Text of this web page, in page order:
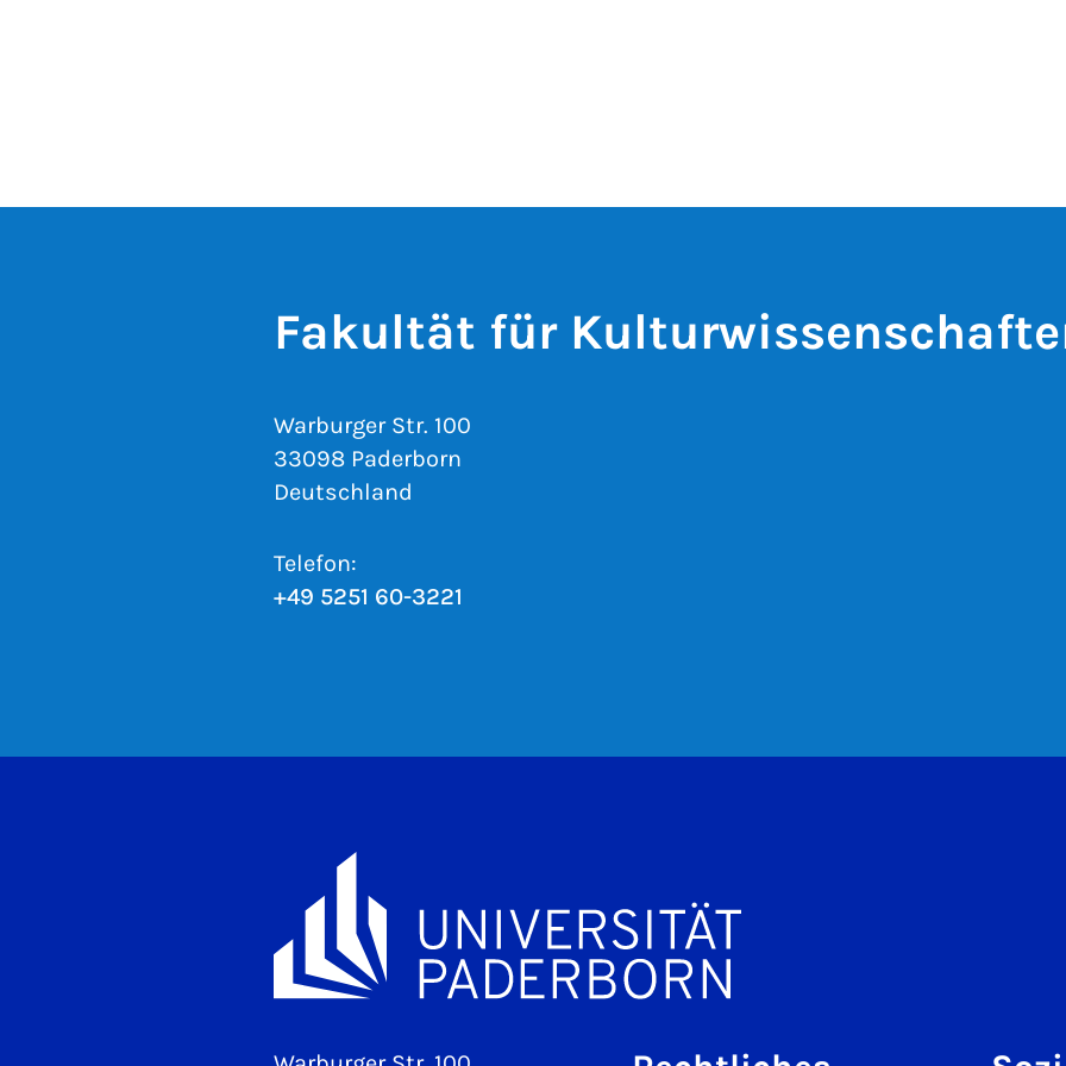
Fakultät für
Warburger Str. 100
33098 Paderborn
Deutschland
Telefon:
+49 5251 60-3221